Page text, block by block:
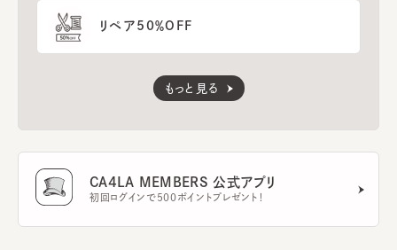
リペア50％OFF
もっと見る
CA4LA MEMBERS 公式アプリ
初回ログインで500ポイントプレゼント！